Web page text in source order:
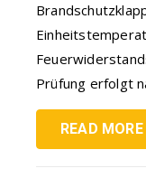
Prüfung erfolgt
READ MORE